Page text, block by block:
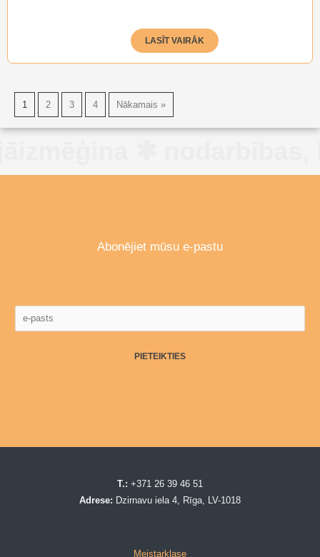
LASĪT VAIRĀK
1 2 3 4 Nākamais »
Abonējiet mūsu e-pastu
PIETEIKTIES
T.: +371 26 39 46 51
Adrese: Dzirnavu iela 4, Rīga, LV-1018
Meistarklase